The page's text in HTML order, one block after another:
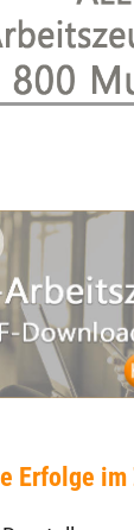
Erfolge im